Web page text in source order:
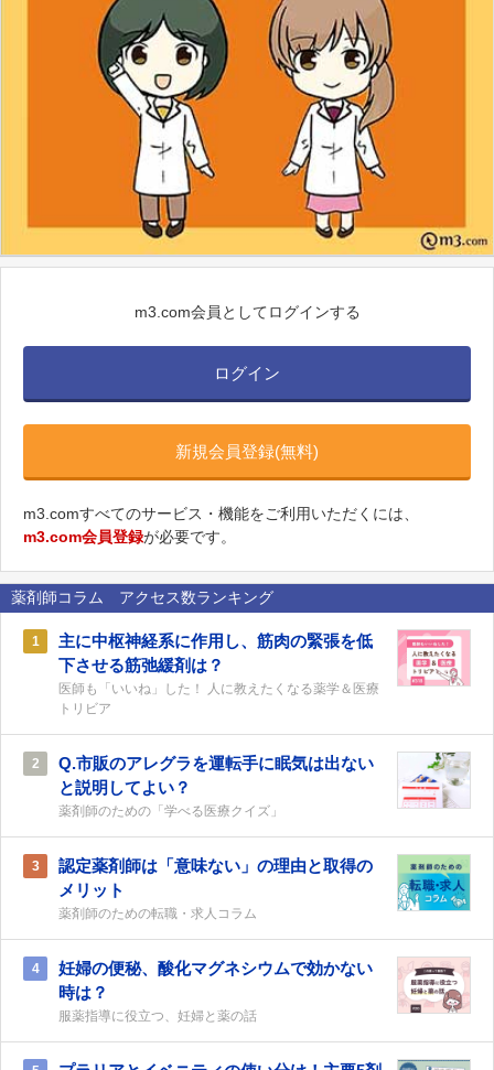
m3.com会員としてログインする
ログイン
新規会員登録(無料)
m3.comすべてのサービス・機能をご利用いただくには、
m3.com会員登録が必要です。
薬剤師コラム アクセス数ランキング
1
主に中枢神経系に作用し、筋肉の緊張を低
下させる筋弛緩剤は？
医師も「いいね」した！ 人に教えたくなる薬学＆医療
トリビア
2
Q.市販のアレグラを運転手に眠気は出ない
と説明してよい？
薬剤師のための「学べる医療クイズ」
3
認定薬剤師は「意味ない」の理由と取得の
メリット
薬剤師のための転職・求人コラム
4
妊婦の便秘、酸化マグネシウムで効かない
時は？
服薬指導に役立つ、妊婦と薬の話